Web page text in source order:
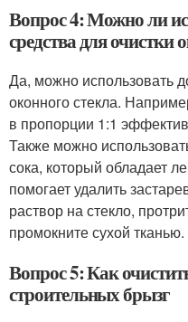
Вопрос 4: Можно ли
средства для очистки
Да, можно использовать
оконного стекла.
в пропорции 1:1
Также можно
сока, который обладает
помогает удалить
раствор на стекло,
промокните сухой тканью.
Вопрос 5: Как
строительных брызг